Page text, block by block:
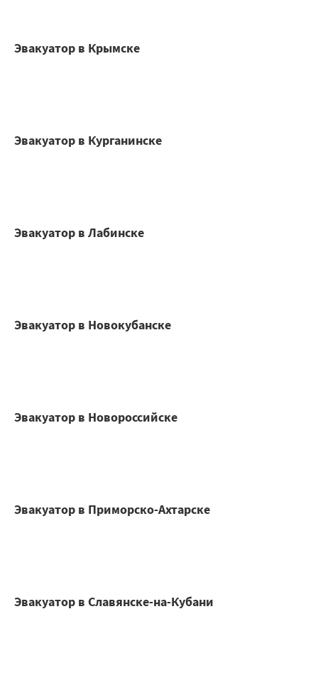
Эвакуатор в Крымске
Эвакуатор в Курганинске
Эвакуатор в Лабинске
Эвакуатор в Новокубанске
Эвакуатор в Новороссийске
Эвакуатор в Приморско-Ахтарске
Эвакуатор в Славянске-на-Кубани